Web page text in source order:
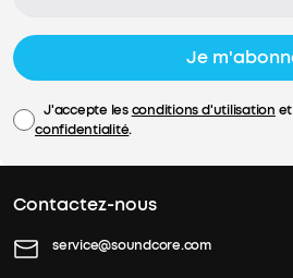
Je
J'accepte lesconditions d'utilisation
confidentialité.
Contactez-nous
service@soundcore.com